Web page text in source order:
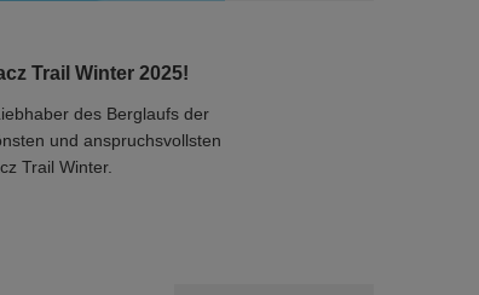
Trail Winter 2025!
des Berglaufs der
und anspruchsvollsten
Trail Winter.